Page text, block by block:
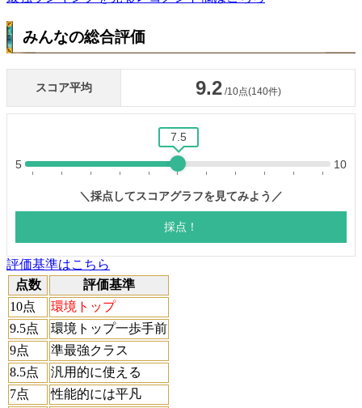
みんなの総合評価
評価基準はこちら
点数
評価基準
10点
環境トップ
9.5点
環境トップ一歩手前
9点
準最強クラス
8.5点
汎用的に使える
7点
性能的には平凡